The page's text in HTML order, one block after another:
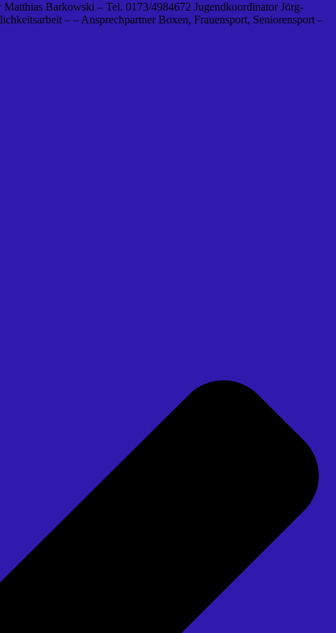
Barkowski – Tel. 0173/4984672 Jugendkoordinator Jörg-
– – Ansprechpartner Boxen, Frauensport, Seniorensport –